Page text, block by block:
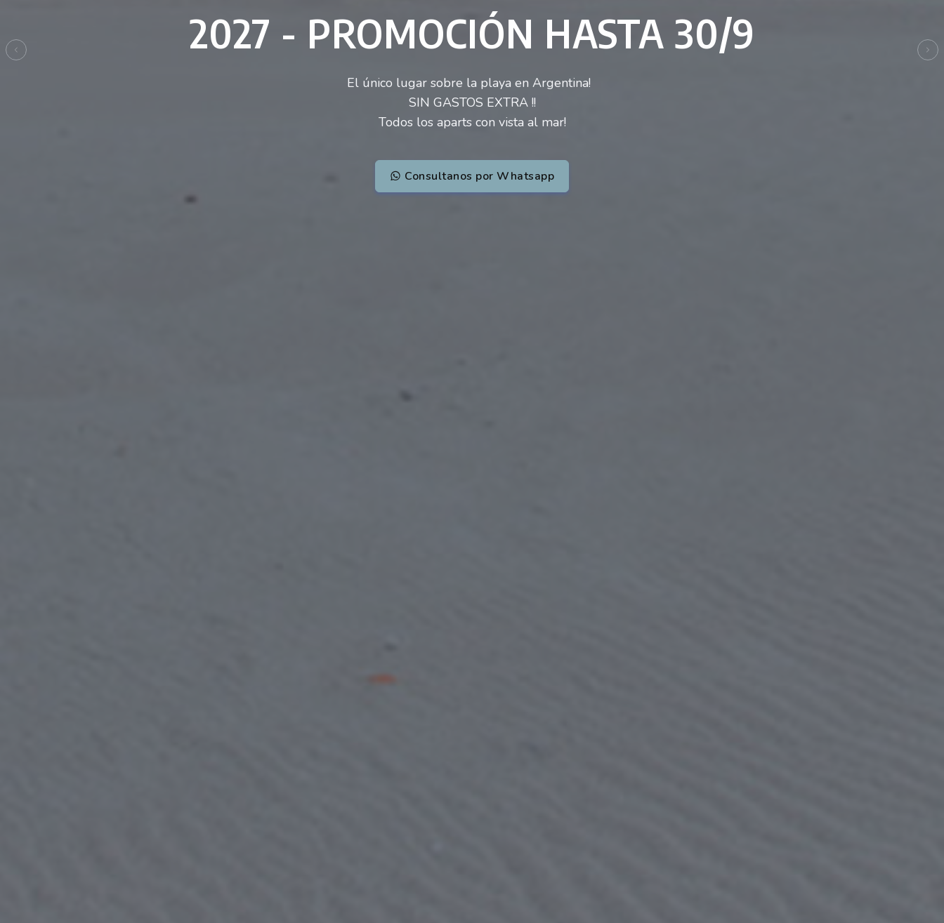
2027 - PROMOCIÓN HASTA 30/9
El único lugar sobre la playa en Argentina!
SIN GASTOS EXTRA !!
Todos los aparts con vista al mar!
Consultanos por Whatsapp
Previo